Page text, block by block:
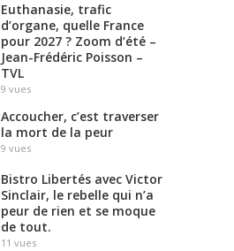
Euthanasie, trafic
d’organe, quelle France
pour 2027 ? Zoom d’été –
Jean-Frédéric Poisson –
TVL
9 vues
Accoucher, c’est traverser
la mort de la peur
9 vues
Bistro Libertés avec Victor
Sinclair, le rebelle qui n’a
peur de rien et se moque
de tout.
11 vues